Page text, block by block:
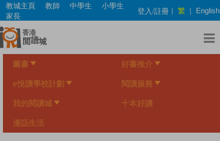
Skip
main
content
教城主頁 教師 中學生
小學生
家長
登入/註冊 | 繁 | English
圖書 好書推介
e悅讀學校計劃 閱讀服務
我的閱讀城 十本好讀
漫話生活